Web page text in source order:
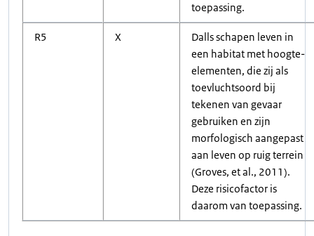
toepassing.
R5 X
Dalls schapen leven in
een habitat met hoogte-
elementen, die zij als
toevluchtsoord bij
tekenen van gevaar
gebruiken en zijn
morfologisch aangepast
aan leven op ruig terrein
(Groves, et al., 2011).
Deze risicofactor is
daarom van toepassing.